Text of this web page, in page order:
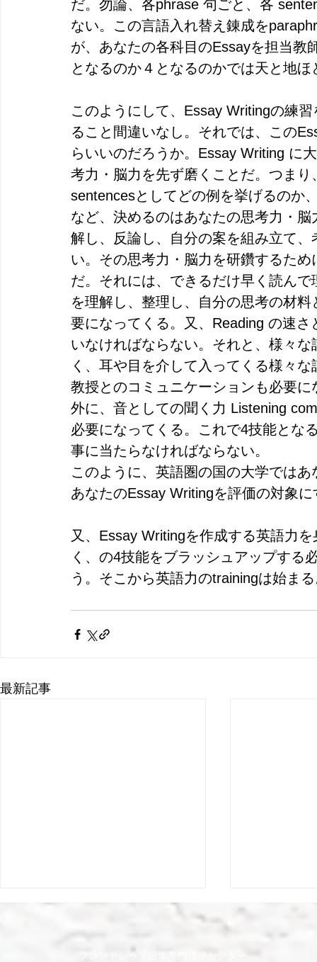
だ。勿論、各phrase 句ごと、各
ない。この言語入れ替え錬成を
が、あなたの各科目のEssayを担当教
となるのか４となるのかでは天と地ほ
このようにして、Essay Writingの練
ること間違いなし。それでは、この
らいいのだろうか。Essay Writing に
考力・脳力を先ず磨くことだ。つま
sentencesとしてどの例を挙げるのか
など、決めるのはあなたの思考力・
解し、反論し、自分の案を組み立て
い。その思考力・脳力を研鑽するた
だ。それには、できるだけ早く読ん
を理解し、整理し、自分の思考の材
要になってくる。又、Reading の速
いなければならない。それと、様々
く、耳や目を介して入ってくる様々
教授とのコミュニケーションも必要
外に、音としての聞く力 Listening
必要になってくる。これで4技能とな
事に当たらなければならない。
このように、英語圏の国の大学では
あなたのEssay Writingを評価の対象
又、Essay Writingを作成する英語力
く、の4技能をブラッシュアップする
う。そこから英語力のtrainingは始ま
最新記事
​フレンドシップ留学専門指導センター